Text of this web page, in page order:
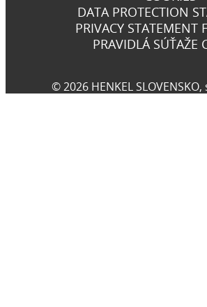
DATA PROTECTION
PRIVACY STATEMENT
PRAVIDLÁ SÚŤAŽE
© 2026 HENKEL